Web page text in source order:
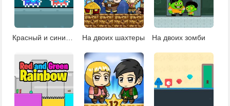
Красный и синий коты На двоих шахтеры На двоих зомби